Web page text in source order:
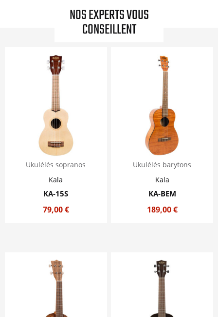
NOS EXPERTS VOUS
CONSEILLENT
Ukulélés sopranos
Kala
KA-15S
79,00€
Ukulélés barytons
Kala
KA-BEM
189,00€